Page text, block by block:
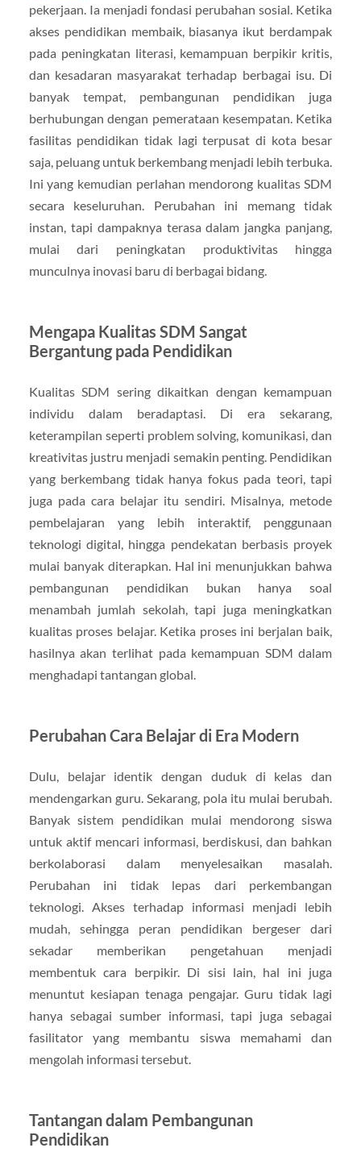
pekerjaan. Ia menjadi fondasi perubahan sosial. Ketika
akses pendidikan membaik, biasanya ikut berdampak
pada peningkatan literasi, kemampuan berpikir kritis,
dan kesadaran masyarakat terhadap berbagai isu. Di
banyak tempat, pembangunan pendidikan juga
berhubungan dengan pemerataan kesempatan. Ketika
fasilitas pendidikan tidak lagi terpusat di kota besar
saja, peluang untuk berkembang menjadi lebih terbuka.
Ini yang kemudian perlahan mendorong kualitas SDM
secara keseluruhan. Perubahan ini memang tidak
instan, tapi dampaknya terasa dalam jangka panjang,
mulai dari peningkatan produktivitas hingga
munculnya inovasi baru di berbagai bidang.
Mengapa Kualitas SDM Sangat
Bergantung pada Pendidikan
Kualitas SDM sering dikaitkan dengan kemampuan
individu dalam beradaptasi. Di era sekarang,
keterampilan seperti problem solving, komunikasi, dan
kreativitas justru menjadi semakin penting. Pendidikan
yang berkembang tidak hanya fokus pada teori, tapi
juga pada cara belajar itu sendiri. Misalnya, metode
pembelajaran yang lebih interaktif, penggunaan
teknologi digital, hingga pendekatan berbasis proyek
mulai banyak diterapkan. Hal ini menunjukkan bahwa
pembangunan pendidikan bukan hanya soal
menambah jumlah sekolah, tapi juga meningkatkan
kualitas proses belajar. Ketika proses ini berjalan baik,
hasilnya akan terlihat pada kemampuan SDM dalam
menghadapi tantangan global.
Perubahan Cara Belajar di Era Modern
Dulu, belajar identik dengan duduk di kelas dan
mendengarkan guru. Sekarang, pola itu mulai berubah.
Banyak sistem pendidikan mulai mendorong siswa
untuk aktif mencari informasi, berdiskusi, dan bahkan
berkolaborasi dalam menyelesaikan masalah.
Perubahan ini tidak lepas dari perkembangan
teknologi. Akses terhadap informasi menjadi lebih
mudah, sehingga peran pendidikan bergeser dari
sekadar memberikan pengetahuan menjadi
membentuk cara berpikir. Di sisi lain, hal ini juga
menuntut kesiapan tenaga pengajar. Guru tidak lagi
hanya sebagai sumber informasi, tapi juga sebagai
fasilitator yang membantu siswa memahami dan
mengolah informasi tersebut.
Tantangan dalam Pembangunan
Pendidikan